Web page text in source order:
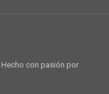
Hecho con pasión por